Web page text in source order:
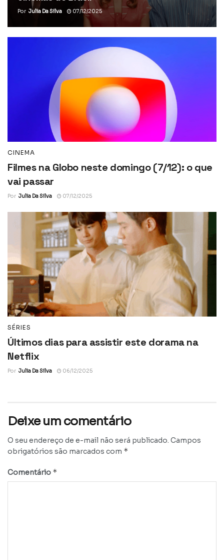
Por Julia Da Silva 07/12/2025
CINEMA
Filmes na Globo neste domingo (7/12): o que
vai passar
Por Julia Da Silva 07/12/2025
SÉRIES
Últimos dias para assistir este dorama na
Netflix
Por Julia Da Silva 06/12/2025
Deixe um comentário
O seu endereço de e-mail não será publicado. Campos
obrigatórios são marcados com *
Comentário *